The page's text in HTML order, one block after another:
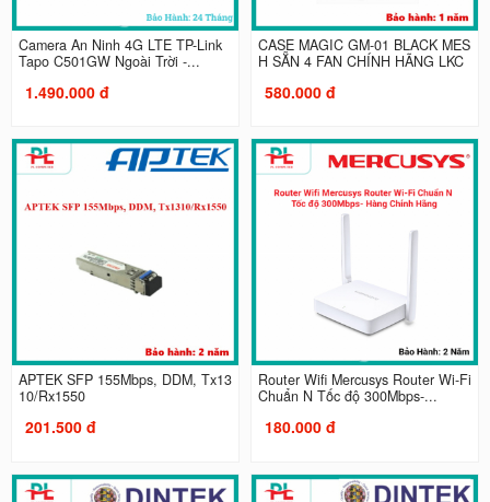
Camera An Ninh 4G LTE TP-Link
Tapo C501GW Ngoài Trời -...
1.490.000 đ
CASE MAGIC GM-01 BLACK MES
H SẴN 4 FAN CHÍNH HÃNG LKC
580.000 đ
APTEK SFP 155Mbps, DDM, Tx13
10/Rx1550
201.500 đ
Router Wifi Mercusys Router Wi-Fi
Chuẩn N Tốc độ 300Mbps-...
180.000 đ